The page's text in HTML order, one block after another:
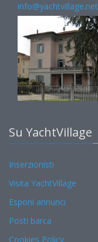
info@yachtvillage.net
Su YachtVillage
Inserzionisti
Visita YachtVillage
Esponi annunci
Posti barca
Cookies Policy